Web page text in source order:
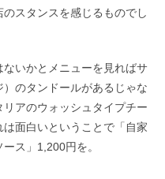
スタンスを感じるものでし
いかとメニューを見ればサ
のタンドールがあるじゃな
アのウォッシュタイプチー
面白いということで「自家
ス」1,200円を。